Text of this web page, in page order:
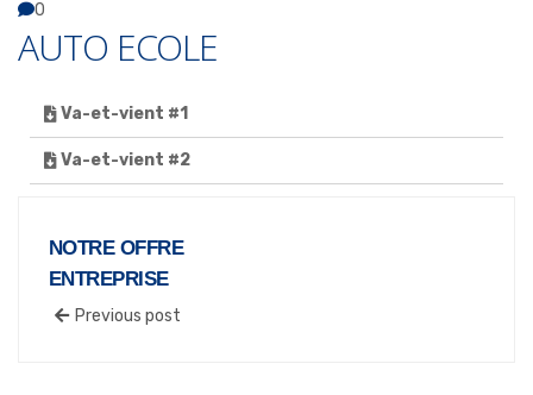
0
AUTO ECOLE
Va-et-vient #1
Va-et-vient #2
NOTRE OFFRE
ENTREPRISE
Previous post